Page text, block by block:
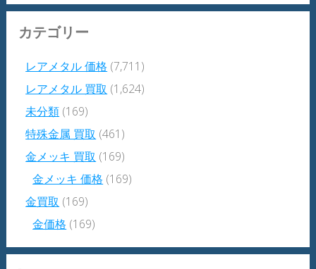
カテゴリー
レアメタル 価格 (7,711)
レアメタル 買取 (1,624)
未分類 (169)
特殊金属 買取 (461)
金メッキ 買取 (169)
金メッキ 価格 (169)
金買取 (169)
金価格 (169)